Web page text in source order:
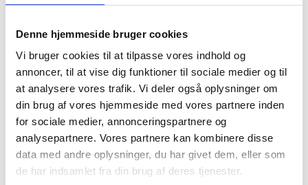
Denne hjemmeside bruger cookies
Vi bruger cookies til at tilpasse vores indhold og
annoncer, til at vise dig funktioner til sociale medier og til
at analysere vores trafik. Vi deler også oplysninger om
din brug af vores hjemmeside med vores partnere inden
for sociale medier, annonceringspartnere og
analysepartnere. Vores partnere kan kombinere disse
data med andre oplysninger, du har givet dem, eller som
de har indsamlet fra din brug af deres tjenester.
med vores professionelle og prisvenlige
tømrerarbejde i Karise.
Hent tilbud
Ring 21 63 83 46